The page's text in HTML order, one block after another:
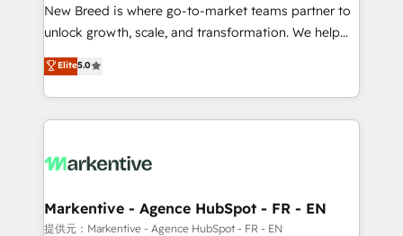
Marketo・Pardot等からの移行、カスタム設計、履歴
データ移行と活用設計まで。 ▸ AEO対応：ChatGPT・
ンツとサイト構造を最適化。 🏆 なぜ100incを選ぶの
か？ ✓ HubSpot Eliteパートナー認定 ✓ HubSpotアワ
ード受賞・HUGリーダー ✓ ISO27001:2022 /
HubSpot大百科 出版 CRM・AI活用に関するご相談、現
せください。
to automate growth. 🏆 Elite Excellence - 8 platform
accreditations and deep HIPAA-compliance
expertise. - A team of 250+ experts dedicated to
your resilient growth.
New Breed is where go-to-market teams partner to
unlock growth, scale, and transformation. We help
companies activate HubSpot’s AI-powered
customer platform and operationalize HubSpot’s
Loop Marketing framework through expert-led
services, smart agents, and purpose-built apps,
results, fast. ⚙️CRM & RevOps: Align all Hubs to your
🎯Demand Gen & ABM: Drive pipeline with inbound,
ABM, AEO, SEO, & paid media. 👩‍💻Web Design:
Elite5.0
Markentive - Agence HubSpot - FR - EN
提供元：Markentive - Agence HubSpot - FR - EN